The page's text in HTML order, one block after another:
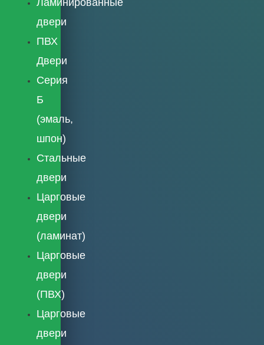
Ламинированные
двери
ПВХ
Двери
Серия
Б
(эмаль,
шпон)
Стальные
двери
Царговые
двери
(ламинат)
Царговые
двери
(ПВХ)
Царговые
двери